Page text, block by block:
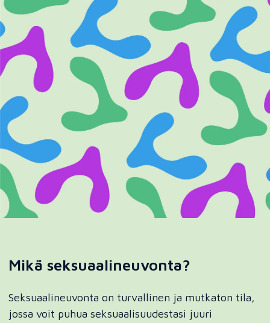
Mikä seksuaalineuvonta?
Seksuaalineuvonta on turvallinen ja mutkaton tila,
jossa voit puhua seksuaalisuudestasi juuri